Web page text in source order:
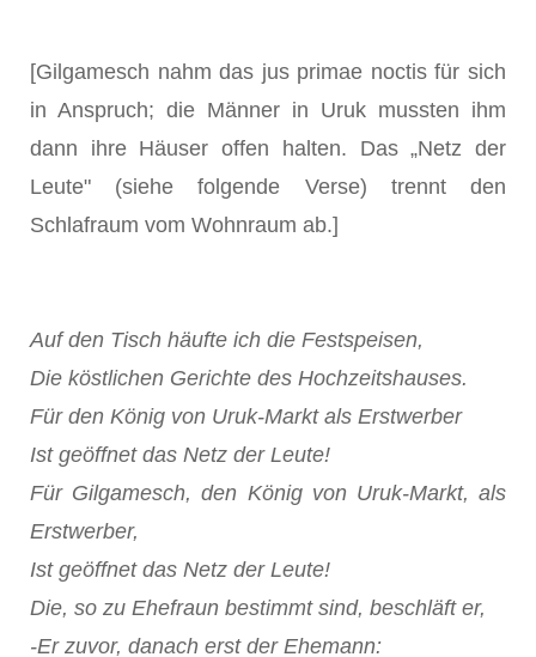
[Gilgamesch nahm das jus primae noctis für sich
in Anspruch; die Männer in Uruk mussten ihm
dann ihre Häuser offen halten. Das „Netz der
Leute" (siehe folgende Verse) trennt den
Schlafraum vom Wohnraum ab.]
Auf den Tisch häufte ich die Festspeisen,
Die köstlichen Gerichte des Hochzeitshauses.
Für den König von Uruk-Markt als Erstwerber
Ist geöffnet das Netz der Leute!
Für Gilgamesch, den König von Uruk-Markt, als
Erstwerber,
Ist geöffnet das Netz der Leute!
Die, so zu Ehefraun bestimmt sind, beschläft er,
-Er zuvor, danach erst der Ehemann: